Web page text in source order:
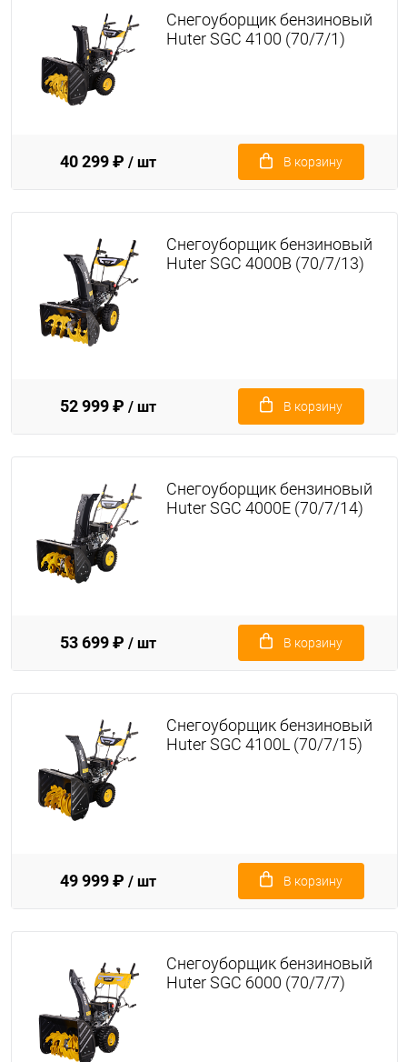
Снегоуборщик бензиновый
Huter SGC 4100 (70/7/1)
40 299 ₽ / шт В корзину
Снегоуборщик бензиновый
Huter SGC 4000B (70/7/13)
52 999 ₽ / шт В корзину
Снегоуборщик бензиновый
Huter SGC 4000E (70/7/14)
53 699 ₽ / шт В корзину
Снегоуборщик бензиновый
Huter SGC 4100L (70/7/15)
49 999 ₽ / шт В корзину
Снегоуборщик бензиновый
Huter SGC 6000 (70/7/7)